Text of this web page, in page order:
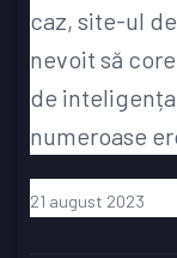
caz, site-ul
nevoit să
de
numeroase
21 august 2023